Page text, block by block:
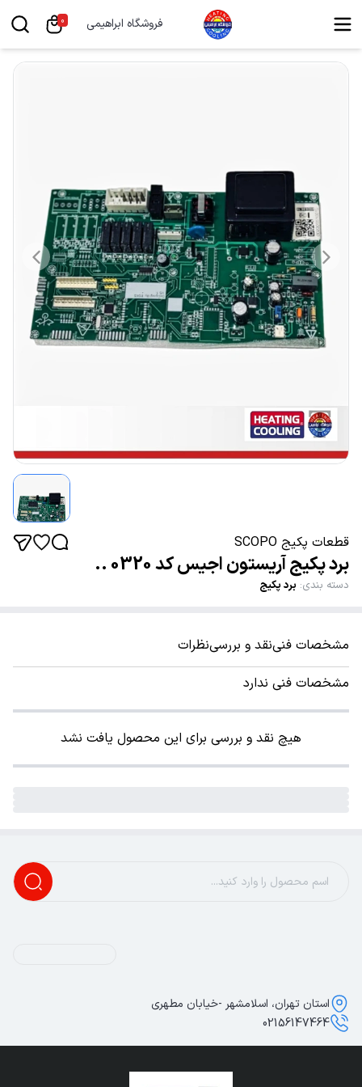
فروشگاه ابراهیمی 0
قطعات پکیج SCOPO
برد پکیج آریستون اجیس کد 0320 ..
دسته بندی: برد پکیج
مشخصات فنینقد و بررسینظرات
مشخصات فنی ندارد
هیچ نقد و بررسی برای این محصول یافت نشد
استان تهران، اسلامشهر -خیابان مطهری
02156147464